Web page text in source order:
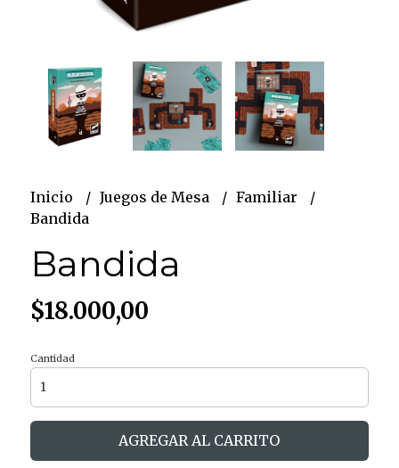
Inicio Juegos de Mesa
Familiar
Bandida
Bandida
$18.000,00
Cantidad
AGREGAR AL CARRITO